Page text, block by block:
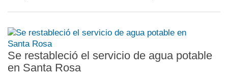
Se restableció el servicio de agua potable
en Santa Rosa